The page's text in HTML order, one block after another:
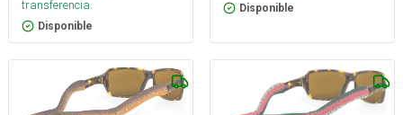
transferencia.
Disponible
Disponible